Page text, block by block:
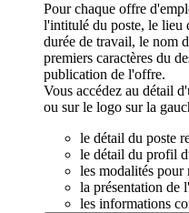
Pour chaque offre
l'intitulé du poste, le lieu
durée de travail, le nom
premiers caractères du
publication de l'offre.
Vous accédez au détail
ou sur le logo sur la
le détail du poste
le détail du profil
les modalités pour
la présentation de
les informations